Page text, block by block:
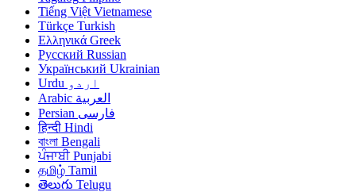
Tiếng Việt Vietnamese
Türkçe Turkish
Ελληνικά Greek
Русский Russian
Український Ukrainian
اردو Urdu
العربية Arabic
فارسی Persian
हिन्दी Hindi
বাংলা Bengali
ਪੰਜਾਬੀ Punjabi
தமிழ் Tamil
తెలుగు Telugu